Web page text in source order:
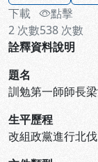
下載
2 次數
點擊
538 次數
詮釋資料說明
題名
訓勉第一師師長
生平歷程
改組政黨進行北伐